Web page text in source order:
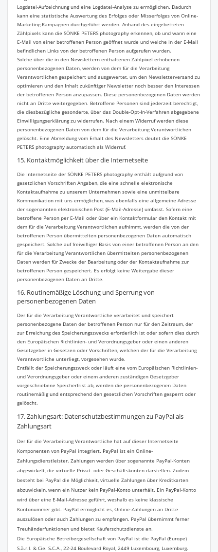
Logdatei-Aufzeichnung und eine Logdatei-Analyse zu ermöglichen. Dadurch
kann eine statistische Auswertung des Erfolges oder Misserfolges von Online-
Marketing-Kampagnen durchgeführt werden. Anhand des eingebetteten
Zählpixels kann die SÖNKE PETERS photography erkennen, ob und wann eine
E-Mail von einer betroffenen Person geöffnet wurde und welche in der E-Mail
befindlichen Links von der betroffenen Person aufgerufen wurden.
Solche über die in den Newslettern enthaltenen Zählpixel erhobenen
personenbezogenen Daten, werden von dem für die Verarbeitung
Verantwortlichen gespeichert und ausgewertet, um den Newsletterversand zu
optimieren und den Inhalt zukünftiger Newsletter noch besser den Interessen
der betroffenen Person anzupassen. Diese personenbezogenen Daten werden
nicht an Dritte weitergegeben. Betroffene Personen sind jederzeit berechtigt,
die diesbezügliche gesonderte, über das Double-Opt-In-Verfahren abgegebene
Einwilligungserklärung zu widerrufen. Nach einem Widerruf werden diese
personenbezogenen Daten von dem für die Verarbeitung Verantwortlichen
gelöscht. Eine Abmeldung vom Erhalt des Newsletters deutet die SÖNKE
PETERS photography automatisch als Widerruf.
15. Kontaktmöglichkeit über die Internetseite
Die Internetseite der SÖNKE PETERS photography enthält aufgrund von
gesetzlichen Vorschriften Angaben, die eine schnelle elektronische
Kontaktaufnahme zu unserem Unternehmen sowie eine unmittelbare
Kommunikation mit uns ermöglichen, was ebenfalls eine allgemeine Adresse
der sogenannten elektronischen Post (E-Mail-Adresse) umfasst. Sofern eine
betroffene Person per E-Mail oder über ein Kontaktformular den Kontakt mit
dem für die Verarbeitung Verantwortlichen aufnimmt, werden die von der
betroffenen Person übermittelten personenbezogenen Daten automatisch
gespeichert. Solche auf freiwilliger Basis von einer betroffenen Person an den
für die Verarbeitung Verantwortlichen übermittelten personenbezogenen
Daten werden für Zwecke der Bearbeitung oder der Kontaktaufnahme zur
betroffenen Person gespeichert. Es erfolgt keine Weitergabe dieser
personenbezogenen Daten an Dritte.
16. Routinemäßige Löschung und Sperrung von
personenbezogenen Daten
Der für die Verarbeitung Verantwortliche verarbeitet und speichert
personenbezogene Daten der betroffenen Person nur für den Zeitraum, der
zur Erreichung des Speicherungszwecks erforderlich ist oder sofern dies durch
den Europäischen Richtlinien- und Verordnungsgeber oder einen anderen
Gesetzgeber in Gesetzen oder Vorschriften, welchen der für die Verarbeitung
Verantwortliche unterliegt, vorgesehen wurde.
Entfällt der Speicherungszweck oder läuft eine vom Europäischen Richtlinien-
und Verordnungsgeber oder einem anderen zuständigen Gesetzgeber
vorgeschriebene Speicherfrist ab, werden die personenbezogenen Daten
routinemäßig und entsprechend den gesetzlichen Vorschriften gesperrt oder
gelöscht.
17. Zahlungsart: Datenschutzbestimmungen zu PayPal als
Zahlungsart
Der für die Verarbeitung Verantwortliche hat auf dieser Internetseite
Komponenten von PayPal integriert. PayPal ist ein Online-
Zahlungsdienstleister. Zahlungen werden über sogenannte PayPal-Konten
abgewickelt, die virtuelle Privat- oder Geschäftskonten darstellen. Zudem
besteht bei PayPal die Möglichkeit, virtuelle Zahlungen über Kreditkarten
abzuwickeln, wenn ein Nutzer kein PayPal-Konto unterhält. Ein PayPal-Konto
wird über eine E-Mail-Adresse geführt, weshalb es keine klassische
Kontonummer gibt. PayPal ermöglicht es, Online-Zahlungen an Dritte
auszulösen oder auch Zahlungen zu empfangen. PayPal übernimmt ferner
Treuhänderfunktionen und bietet Käuferschutzdienste an.
Die Europäische Betreibergesellschaft von PayPal ist die PayPal (Europe)
S.à.r.l. & Cie. S.C.A., 22-24 Boulevard Royal, 2449 Luxembourg, Luxemburg.